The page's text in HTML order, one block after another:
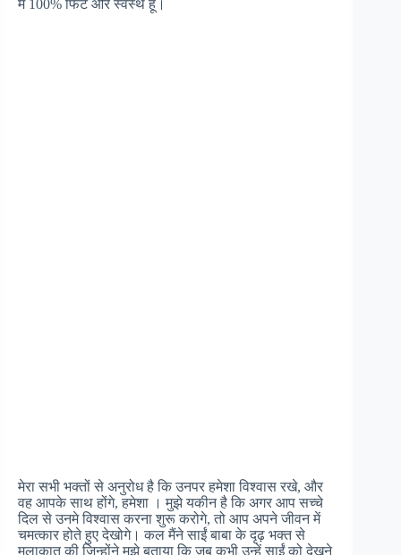
मैं 100% फिट और स्वस्थ हूं।
मेरा सभी भक्तों से अनुरोध है कि उनपर हमेशा विश्वास रखे, और
वह आपके साथ होंगे, हमेशा । मुझे यकीन है कि अगर आप सच्चे
दिल से उनमे विश्वास करना शुरू करोगे, तो आप अपने जीवन में
चमत्कार होते हुए देखोगे। कल मैंने साईं बाबा के दृढ़ भक्त से
मुलाकात की जिन्होंने मुझे बताया कि जब कभी उन्हें साईं को देखने